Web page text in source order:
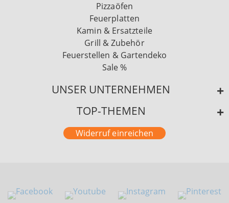
Pizzaöfen
Feuerplatten
Kamin & Ersatzteile
Grill & Zubehör
Feuerstellen & Gartendeko
Sale %
UNSER UNTERNEHMEN
TOP-THEMEN
Widerruf einreichen